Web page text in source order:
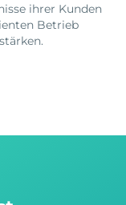
ihrer Kunden
Betrieb